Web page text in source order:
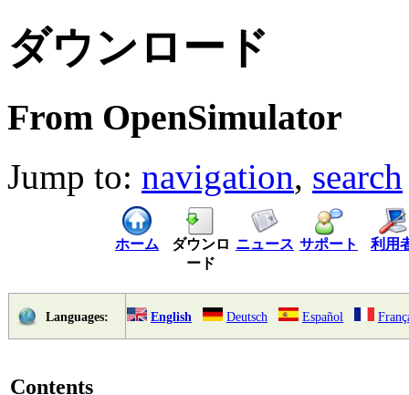
ダウンロード
From OpenSimulator
Jump to: navigation, search
ホーム
ダウンロ
ード
ニュース サポート 利用
Languages: English Deutsch Español
Contents